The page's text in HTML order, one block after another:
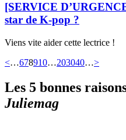
[SERVICE
star de K-pop ?
Viens vite aider cette lectrice !
<…678910…203040…>
Les 5 bonnes
Juliemag